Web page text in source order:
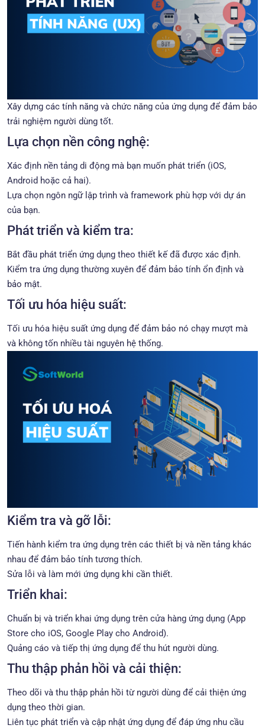
Xây dựng các tính năng và chức năng của ứng dụng để đảm bảo
trải nghiệm người dùng tốt.
Lựa chọn nền công nghệ:
Xác định nền tảng di động mà bạn muốn phát triển (iOS,
Android hoặc cả hai).
Lựa chọn ngôn ngữ lập trình và framework phù hợp với dự án
của bạn.
Phát triển và kiểm tra:
Bắt đầu phát triển ứng dụng theo thiết kế đã được xác định.
Kiểm tra ứng dụng thường xuyên để đảm bảo tính ổn định và
bảo mật.
Tối ưu hóa hiệu suất:
Tối ưu hóa hiệu suất ứng dụng để đảm bảo nó chạy mượt mà
và không tốn nhiều tài nguyên hệ thống.
Kiểm tra và gỡ lỗi:
Tiến hành kiểm tra ứng dụng trên các thiết bị và nền tảng khác
nhau để đảm bảo tính tương thích.
Sửa lỗi và làm mới ứng dụng khi cần thiết.
Triển khai:
Chuẩn bị và triển khai ứng dụng trên cửa hàng ứng dụng (App
Store cho iOS, Google Play cho Android).
Quảng cáo và tiếp thị ứng dụng để thu hút người dùng.
Thu thập phản hồi và cải thiện:
Theo dõi và thu thập phản hồi từ người dùng để cải thiện ứng
dụng theo thời gian.
Liên tục phát triển và cập nhật ứng dụng để đáp ứng nhu cầu